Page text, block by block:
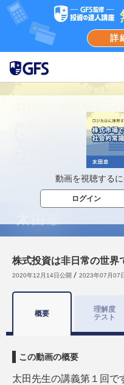
詳
動画を視聴する
ログイン
株式投資は非日常の世界
2020年12月14日公開 2023年07月07
概要
理解度
テスト
この動画の概要
太田先生の講義第１回で